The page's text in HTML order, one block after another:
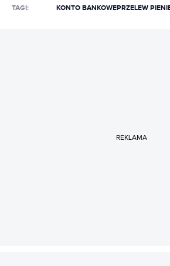
podatków, prowadzenia firmy i
TAGI: KONTO BANKOWEPRZELEW
REKLAMA